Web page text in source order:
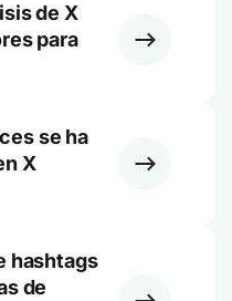
de X
para
se ha
X
hashtags
de